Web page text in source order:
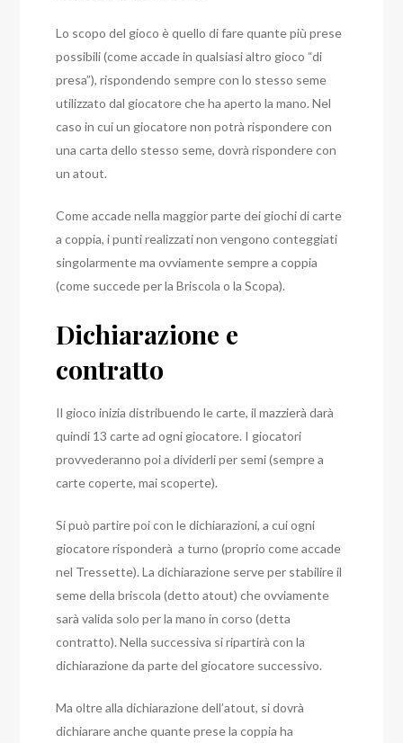
Lo scopo del gioco è quello di fare quante più prese
possibili (come accade in qualsiasi altro gioco “di
presa”), rispondendo sempre con lo stesso seme
utilizzato dal giocatore che ha aperto la mano. Nel
caso in cui un giocatore non potrà rispondere con
una carta dello stesso seme, dovrà rispondere con
un atout.
Come accade nella maggior parte dei giochi di carte
a coppia, i punti realizzati non vengono conteggiati
singolarmente ma ovviamente sempre a coppia
(come succede per la Briscola o la Scopa).
Dichiarazione e
contratto
Il gioco inizia distribuendo le carte, il mazzierà darà
quindi 13 carte ad ogni giocatore. I giocatori
provvederanno poi a dividerli per semi (sempre a
carte coperte, mai scoperte).
Si può partire poi con le dichiarazioni, a cui ogni
giocatore risponderà a turno (proprio come accade
nel Tressette). La dichiarazione serve per stabilire il
seme della briscola (detto atout) che ovviamente
sarà valida solo per la mano in corso (detta
contratto). Nella successiva si ripartirà con la
dichiarazione da parte del giocatore successivo.
Ma oltre alla dichiarazione dell’atout, si dovrà
dichiarare anche quante prese la coppia ha